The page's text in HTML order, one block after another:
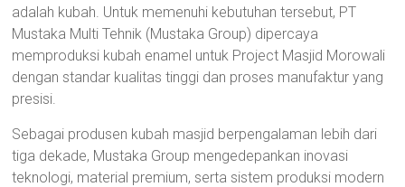
adalah kubah. Untuk memenuhi kebutuhan tersebut, PT
Mustaka Multi Tehnik (Mustaka Group) dipercaya
memproduksi kubah enamel untuk Project Masjid Morowali
dengan standar kualitas tinggi dan proses manufaktur yang
presisi.
Sebagai produsen kubah masjid berpengalaman lebih dari
tiga dekade, Mustaka Group mengedepankan inovasi
teknologi, material premium, serta sistem produksi modern